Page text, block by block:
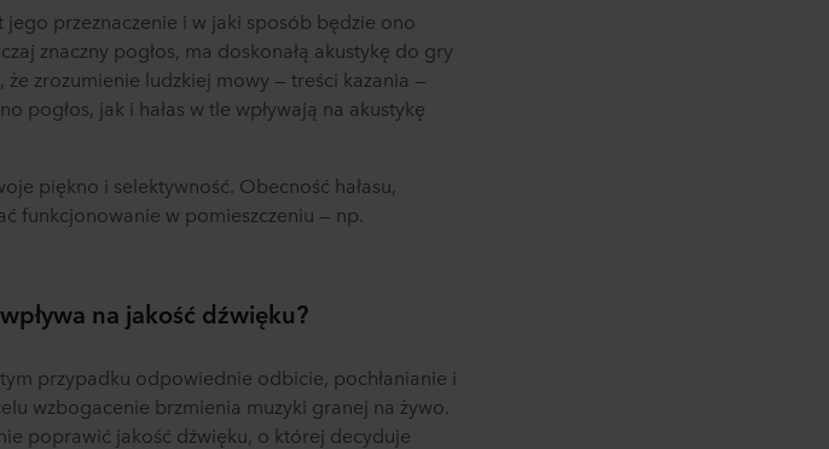
przeznaczenie i w jaki sposób będzie ono
znaczny pogłos, ma doskonałą akustykę do gry
zrozumienie ludzkiej mowy — treści kazania —
pogłos, jak i hałas w tle wpływają na akustykę
piękno i selektywność. Obecność hałasu,
funkcjonowanie w pomieszczeniu — np.
na jakość dźwięku?
przypadku odpowiednie odbicie, pochłanianie i
wzbogacenie brzmienia muzyki granej na żywo.
poprawić jakość dźwięku, o której decyduje